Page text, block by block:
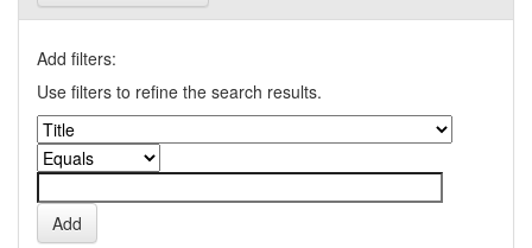
Add filters:
Use filters to refine the search results.